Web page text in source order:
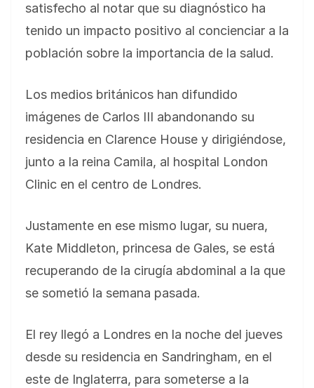
satisfecho al notar que su diagnóstico ha
tenido un impacto positivo al concienciar a la
población sobre la importancia de la salud.
Los medios británicos han difundido
imágenes de Carlos III abandonando su
residencia en Clarence House y dirigiéndose,
junto a la reina Camila, al hospital London
Clinic en el centro de Londres.
Justamente en ese mismo lugar, su nuera,
Kate Middleton, princesa de Gales, se está
recuperando de la cirugía abdominal a la que
se sometió la semana pasada.
El rey llegó a Londres en la noche del jueves
desde su residencia en Sandringham, en el
este de Inglaterra, para someterse a la